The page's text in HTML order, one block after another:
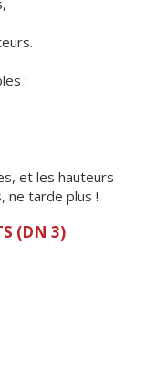
:
et les hauteurs
ne tarde plus !
(DN 3)